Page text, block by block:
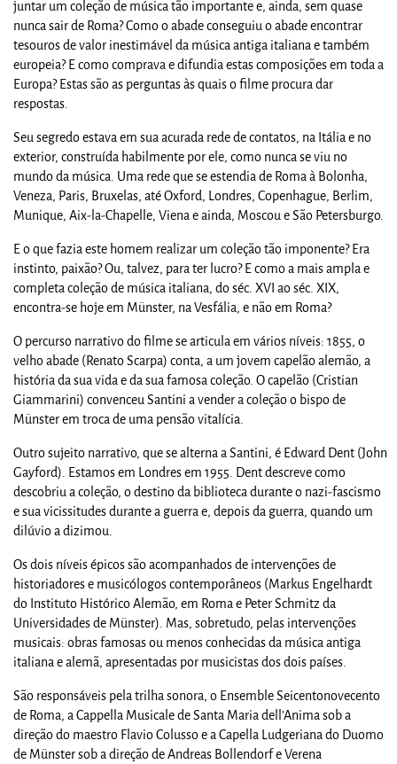
juntar um coleção de música tão importante e, ainda, sem quase
nunca sair de Roma? Como o abade conseguiu o abade encontrar
tesouros de valor inestimável da música antiga italiana e também
europeia? E como comprava e difundia estas composições em toda a
Europa? Estas são as perguntas às quais o filme procura dar
respostas.
Seu segredo estava em sua acurada rede de contatos, na Itália e no
exterior, construída habilmente por ele, como nunca se viu no
mundo da música. Uma rede que se estendia de Roma à Bolonha,
Veneza, Paris, Bruxelas, até Oxford, Londres, Copenhague, Berlim,
Munique, Aix-la-Chapelle, Viena e ainda, Moscou e São Petersburgo.
E o que fazia este homem realizar um coleção tão imponente? Era
instinto, paixão? Ou, talvez, para ter lucro? E como a mais ampla e
completa coleção de música italiana, do séc. XVI ao séc. XIX,
encontra-se hoje em Münster, na Vesfália, e não em Roma?
O percurso narrativo do filme se articula em vários níveis: 1855, o
velho abade (Renato Scarpa) conta, a um jovem capelão alemão, a
história da sua vida e da sua famosa coleção. O capelão (Cristian
Giammarini) convenceu Santini a vender a coleção o bispo de
Münster em troca de uma pensão vitalícia.
Outro sujeito narrativo, que se alterna a Santini, é Edward Dent (John
Gayford). Estamos em Londres em 1955. Dent descreve como
descobriu a coleção, o destino da biblioteca durante o nazi-fascismo
e sua vicissitudes durante a guerra e, depois da guerra, quando um
dilúvio a dizimou.
Os dois níveis épicos são acompanhados de intervenções de
historiadores e musicólogos contemporâneos (Markus Engelhardt
do Instituto Histórico Alemão, em Roma e Peter Schmitz da
Universidades de Münster). Mas, sobretudo, pelas intervenções
musicais: obras famosas ou menos conhecidas da música antiga
italiana e alemã, apresentadas por musicistas dos dois países.
São responsáveis pela trilha sonora, o Ensemble Seicentonovecento
de Roma, a Cappella Musicale de Santa Maria dell'Anima sob a
direção do maestro Flavio Colusso e a Capella Ludgeriana do Duomo
de Münster sob a direção de Andreas Bollendorf e Verena